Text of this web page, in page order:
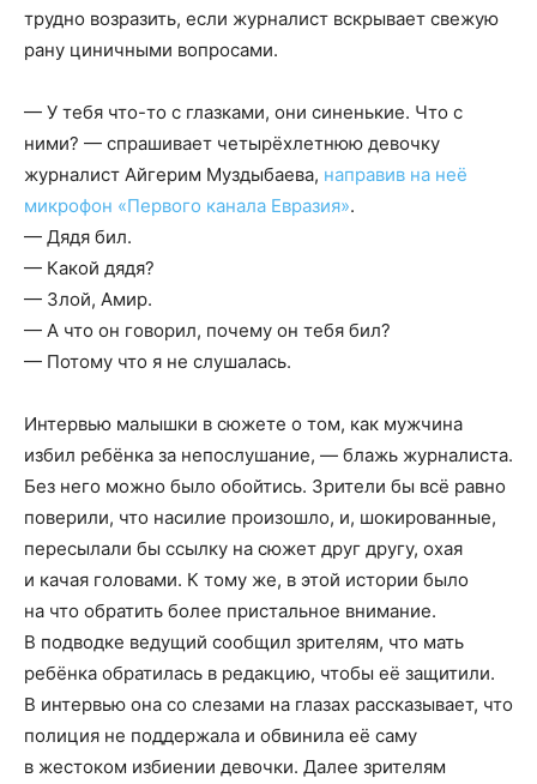
трудно возразить, если журналист вскрывает свежую
рану циничными вопросами.
— У тебя что-то с глазками, они синенькие. Что с
ними? — спрашивает четырёхлетнюю девочку
журналист Айгерим Муздыбаева, направив на неё
микрофон «Первого канала Евразия».
— Дядя бил.
— Какой дядя?
— Злой, Амир.
— А что он говорил, почему он тебя бил?
— Потому что я не слушалась.
Интервью малышки в сюжете о том, как мужчина
избил ребёнка за непослушание, — блажь журналиста.
Без него можно было обойтись. Зрители бы всё равно
поверили, что насилие произошло, и, шокированные,
пересылали бы ссылку на сюжет друг другу, охая
и качая головами. К тому же, в этой истории было
на что обратить более пристальное внимание.
В подводке ведущий сообщил зрителям, что мать
ребёнка обратилась в редакцию, чтобы её защитили.
В интервью она со слезами на глазах рассказывает, что
полиция не поддержала и обвинила её саму
в жестоком избиении девочки. Далее зрителям